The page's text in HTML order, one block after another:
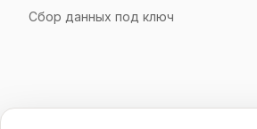
Сбор данных под ключ